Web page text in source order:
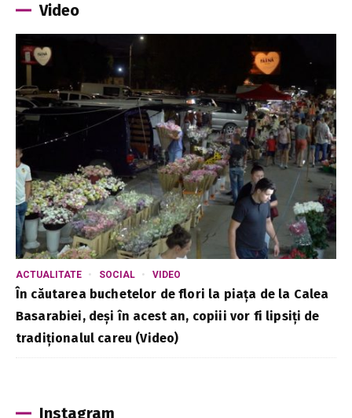
Video
ACTUALITATE SOCIAL VIDEO
În căutarea buchetelor de flori la piața de la Calea
Basarabiei, deși în acest an, copiii vor fi lipsiți de
tradiționalul careu (Video)
Instagram